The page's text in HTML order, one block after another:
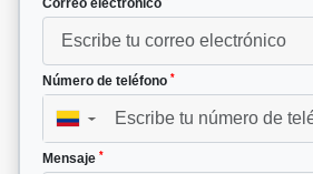
Correo electrónico
Número de teléfono *
▼
Mensaje *